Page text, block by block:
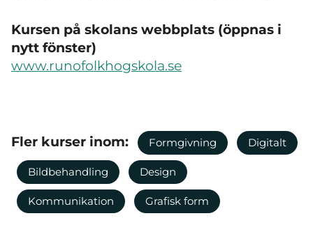
Kursen på skolans webbplats (öppnas i
nytt fönster)
www.runofolkhogskola.se
Fler kurser inom: Formgivning Digitalt
Bildbehandling Design
Kommunikation Grafisk form